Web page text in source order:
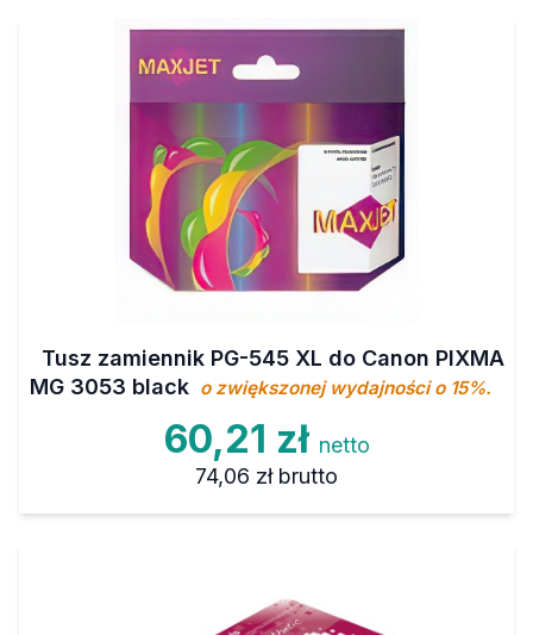
Tusz zamiennik PG-545 XL do Canon PIXMA
MG 3053 black o zwiększonej wydajności o 15%.
60,21 zł netto
74,06 zł brutto